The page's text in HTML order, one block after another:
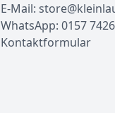
E-Mail:
WhatsApp: 0157
Kontaktformular